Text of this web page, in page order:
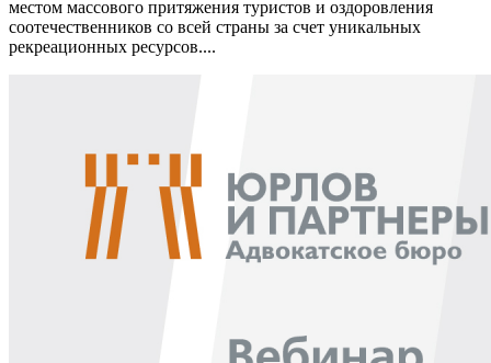
местом массового притяжения туристов и оздоровления
соотечественников со всей страны за счет уникальных
рекреационных ресурсов....